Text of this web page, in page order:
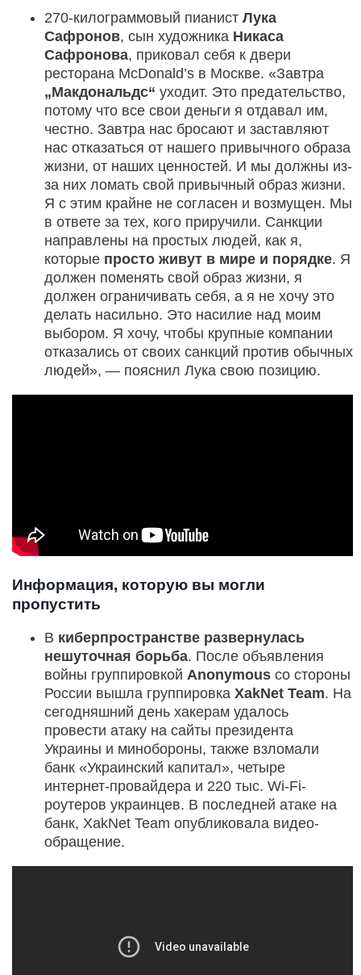
270-килограммовый пианист Лука
Сафронов, сын художника Никаса
Сафронова, приковал себя к двери
ресторана McDonald’s в Москве. «Завтра
„Макдональдс“ уходит. Это предательство,
потому что все свои деньги я отдавал им,
честно. Завтра нас бросают и заставляют
нас отказаться от нашего привычного образа
жизни, от наших ценностей. И мы должны из-
за них ломать свой привычный образ жизни.
Я с этим крайне не согласен и возмущен. Мы
в ответе за тех, кого приручили. Санкции
направлены на простых людей, как я,
которые просто живут в мире и порядке. Я
должен поменять свой образ жизни, я
должен ограничивать себя, а я не хочу это
делать насильно. Это насилие над моим
выбором. Я хочу, чтобы крупные компании
отказались от своих санкций против обычных
людей», — пояснил Лука свою позицию.
Информация, которую вы могли
пропустить
В киберпространстве развернулась
нешуточная борьба. После объявления
войны группировкой Anonymous со стороны
России вышла группировка XakNet Team. На
сегодняшний день хакерам удалось
провести атаку на сайты президента
Украины и минобороны, также взломали
банк «Украинский капитал», четыре
интернет-провайдера и 220 тыс. Wi-Fi-
роутеров украинцев. В последней атаке на
банк, XakNet Team опубликовала видео-
обращение.